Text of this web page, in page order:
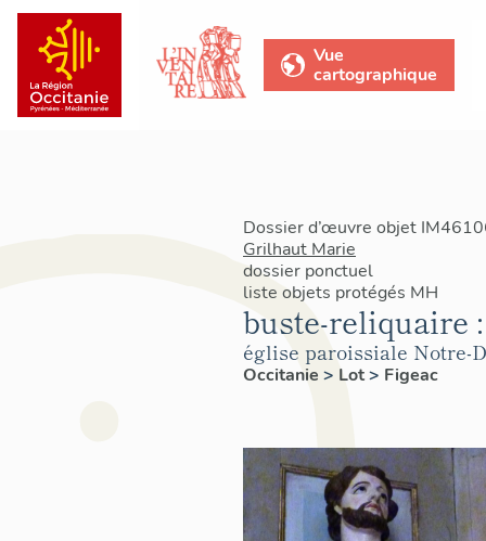
Vue
cartographique
Dossier d’œuvre objet
Grilhaut Marie
dossier ponctuel
liste objets protégés MH
buste-reliquaire
église paroissiale Notre-
Occitanie > Lot> Figeac